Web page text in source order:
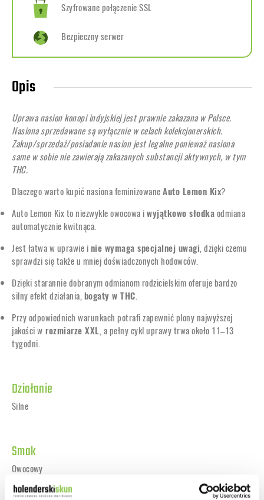
Szyfrowane połączenie SSL
Bezpieczny serwer
Opis
Uprawa nasion konopi indyjskiej jest prawnie zakazana w Polsce.
Nasiona sprzedawane są wyłącznie w celach kolekcjonerskich.
Zakup/sprzedaż/posiadanie nasion jest legalne ponieważ nasiona
same w sobie nie zawierają zakazanych substancji aktywnych, w tym
THC.
Dlaczego warto kupić nasiona feminizowaneAuto Lemon Kix?
Auto Lemon Kix to niezwykle owocowa iwyjątkowo słodkaodmiana
automatycznie kwitnąca.
Jest łatwa w uprawie inie wymaga specjalnej uwagi, dzięki czemu
sprawdzi się także u mniej doświadczonych hodowców.
Dzięki starannie dobranym odmianom rodzicielskim oferuje bardzo
silny efekt działania, bogaty w THC.
Przy odpowiednich warunkach potrafi zapewnić plony najwyższej
jakości w rozmiarze XXL, a pełny cykl uprawy trwa około 11–13
tygodni.
Działanie
Silne
Smak
Owocowy